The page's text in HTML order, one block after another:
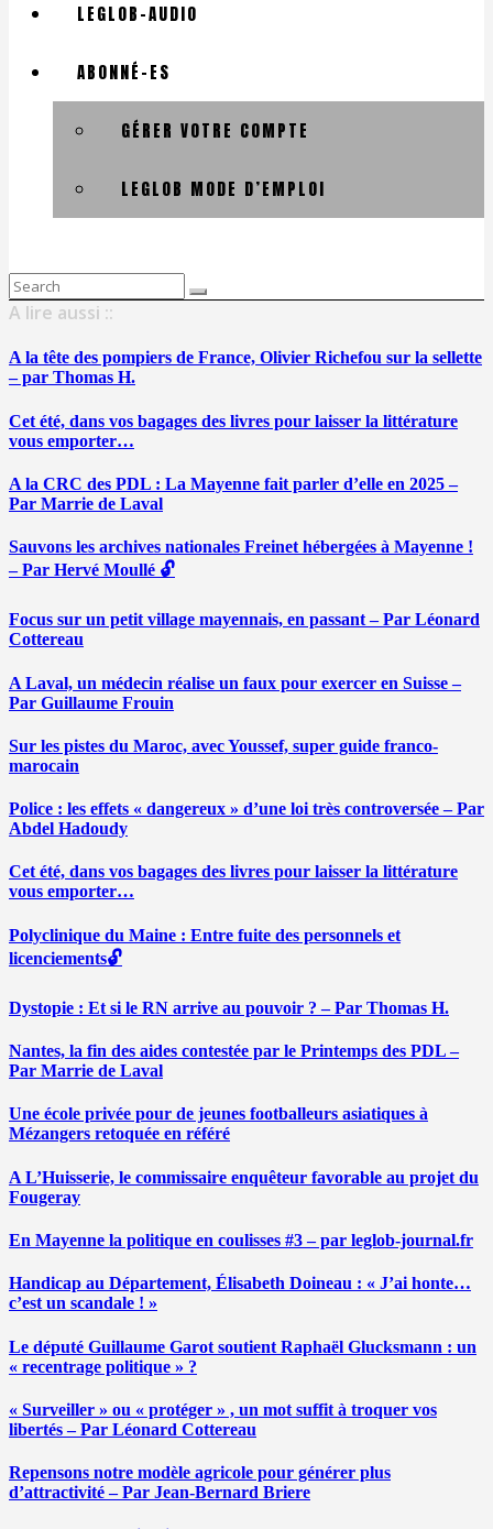
LEGLOB-AUDIO
ABONNÉ-ES
GÉRER VOTRE COMPTE
LEGLOB MODE D’EMPLOI
Search
for:
A lire aussi ::
A la tête des pompiers de France, Olivier Richefou sur la sellette
– par Thomas H.
Cet été, dans vos bagages des livres pour laisser la littérature
vous emporter…
A la CRC des PDL : La Mayenne fait parler d’elle en 2025 –
Par Marrie de Laval
Sauvons les archives nationales Freinet hébergées à Mayenne !
– Par Hervé Moullé 🔓
Focus sur un petit village mayennais, en passant – Par Léonard
Cottereau
A Laval, un médecin réalise un faux pour exercer en Suisse –
Par Guillaume Frouin
Sur les pistes du Maroc, avec Youssef, super guide franco-
marocain
Police : les effets « dangereux » d’une loi très controversée – Par
Abdel Hadoudy
Cet été, dans vos bagages des livres pour laisser la littérature
vous emporter…
Polyclinique du Maine : Entre fuite des personnels et
licenciements🔓
Dystopie : Et si le RN arrive au pouvoir ? – Par Thomas H.
Nantes, la fin des aides contestée par le Printemps des PDL –
Par Marrie de Laval
Une école privée pour de jeunes footballeurs asiatiques à
Mézangers retoquée en référé
A L’Huisserie, le commissaire enquêteur favorable au projet du
Fougeray
En Mayenne la politique en coulisses #3 – par leglob-journal.fr
Handicap au Département, Élisabeth Doineau : « J’ai honte…
c’est un scandale ! »
Le député Guillaume Garot soutient Raphaël Glucksmann : un
« recentrage politique » ?
« Surveiller » ou « protéger » , un mot suffit à troquer vos
libertés – Par Léonard Cottereau
Repensons notre modèle agricole pour générer plus
d’attractivité – Par Jean-Bernard Briere